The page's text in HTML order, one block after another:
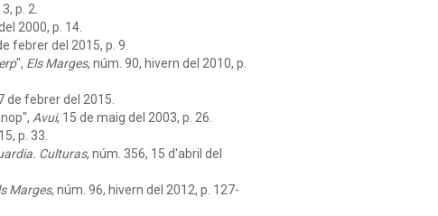
p. 2.
2000, p. 14.
febrer del 2015, p. 9.
", Els Marges, núm. 90, hivern del 2010, p.
de febrer del 2015.
Avui, 15 de maig del 2003, p. 26.
p. 33.
Culturas, núm. 356, 15 d'abril del
Marges, núm. 96, hivern del 2012, p. 127-